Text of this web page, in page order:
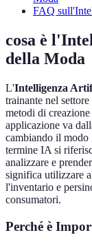
FAQ
cosa è
della Moda
L'Intelligenza
trainante nel settore
metodi di
applicazione va
cambiando il
termine IA si
analizzare e
significa utilizzare
l'inventario e
consumatori.
Perché è